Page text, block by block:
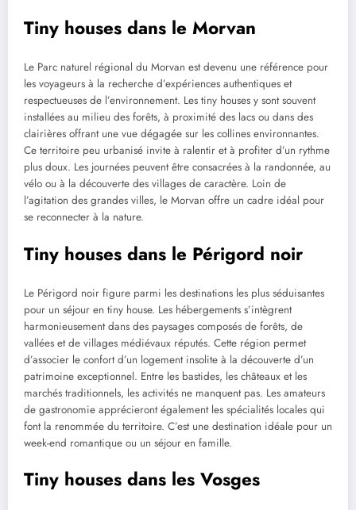
Tiny houses dans le Morvan
Le Parc naturel régional du Morvan est devenu une référence pour
les voyageurs à la recherche d’expériences authentiques et
respectueuses de l’environnement. Les tiny houses y sont souvent
installées au milieu des forêts, à proximité des lacs ou dans des
clairières offrant une vue dégagée sur les collines environnantes.
Ce territoire peu urbanisé invite à ralentir et à profiter d’un rythme
plus doux. Les journées peuvent être consacrées à la randonnée, au
vélo ou à la découverte des villages de caractère. Loin de
l’agitation des grandes villes, le Morvan offre un cadre idéal pour
se reconnecter à la nature.
Tiny houses dans le Périgord noir
Le Périgord noir figure parmi les destinations les plus séduisantes
pour un séjour en tiny house. Les hébergements s’intègrent
harmonieusement dans des paysages composés de forêts, de
vallées et de villages médiévaux réputés. Cette région permet
d’associer le confort d’un logement insolite à la découverte d’un
patrimoine exceptionnel. Entre les bastides, les châteaux et les
marchés traditionnels, les activités ne manquent pas. Les amateurs
de gastronomie apprécieront également les spécialités locales qui
font la renommée du territoire. C’est une destination idéale pour un
week-end romantique ou un séjour en famille.
Tiny houses dans les Vosges